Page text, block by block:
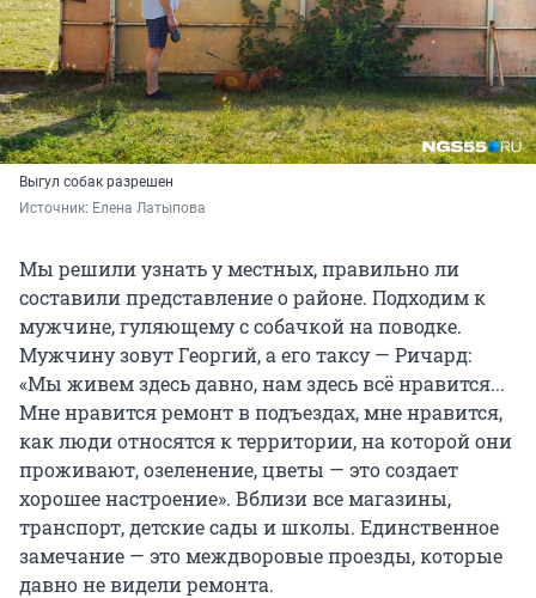
Выгул собак разрешен
Источник: Елена Латыпова
Мы решили узнать у местных, правильно ли
составили представление о районе. Подходим к
мужчине, гуляющему с собачкой на поводке.
Мужчину зовут Георгий, а его таксу — Ричард:
«Мы живем здесь давно, нам здесь всё нравится...
Мне нравится ремонт в подъездах, мне нравится,
как люди относятся к территории, на которой они
проживают, озеленение, цветы — это создает
хорошее настроение». Вблизи все магазины,
транспорт, детские сады и школы. Единственное
замечание — это междворовые проезды, которые
давно не видели ремонта.